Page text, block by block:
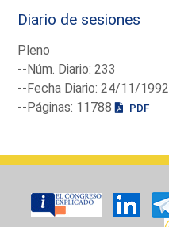
Diario de sesiones
Pleno
--Núm. Diario: 233
--Fecha Diario: 24/11/1992
--Páginas: 11788
PDF